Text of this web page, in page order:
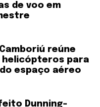
de voo em
reúne
helicópteros para
espaço aéreo
Dunning-